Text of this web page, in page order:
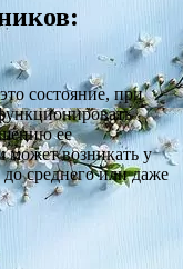
состояние, при
ее
может возникать у
среднего или даже